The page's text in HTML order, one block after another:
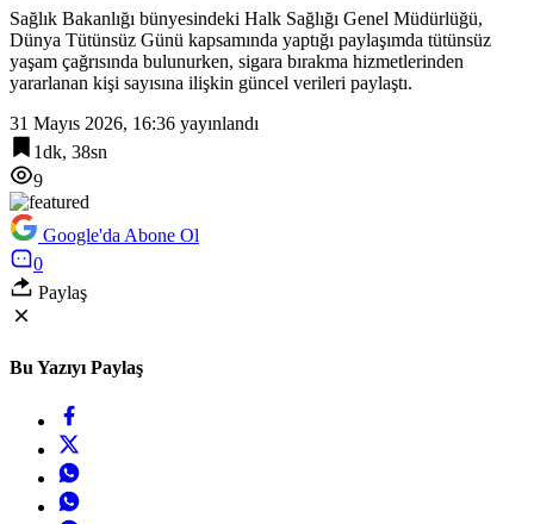
Sağlık Bakanlığı bünyesindeki Halk Sağlığı Genel Müdürlüğü,
Dünya Tütünsüz Günü kapsamında yaptığı paylaşımda tütünsüz
yaşam çağrısında bulunurken, sigara bırakma hizmetlerinden
yararlanan kişi sayısına ilişkin güncel verileri paylaştı.
31 Mayıs 2026, 16:36 yayınlandı
1dk, 38sn
9
Google'da Abone Ol
0
Paylaş
Bu Yazıyı Paylaş